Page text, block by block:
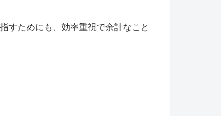
すためにも、効率重視で余計なこと